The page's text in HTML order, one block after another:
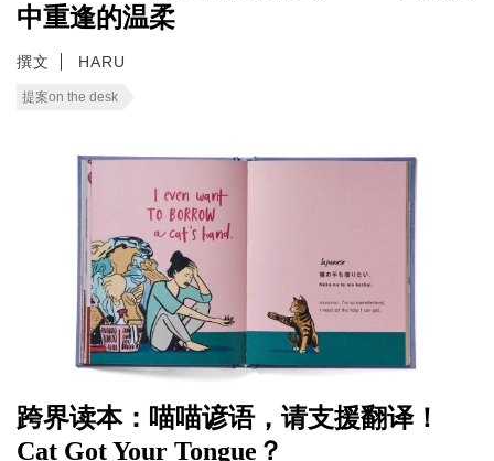
中重逢的温柔
撰文 HARU
提案on the desk
跨界读本：喵喵谚语，请支援翻译！
Cat Got Your Tongue？